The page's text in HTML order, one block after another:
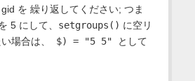
を 繰り返してください; つま
5 にして、 setgroups() に空リ
場合は、
$) = "5 5"
として